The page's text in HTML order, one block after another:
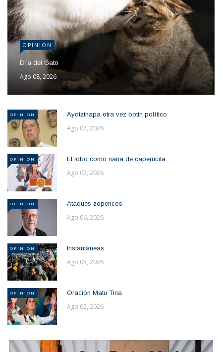
OPINION
Día del Gato
Ago 08, 2026
OPINION Ayotzinapa otra vez botin político
Ago 07, 2026
OPINION El lobo como nana de caperucita
Ago 07, 2026
OPINION Ataques zopencos
Ago 06, 2026
OPINION Instantáneas
Ago 05, 2026
OPINION Oración Matu Tina
Ago 05, 2026